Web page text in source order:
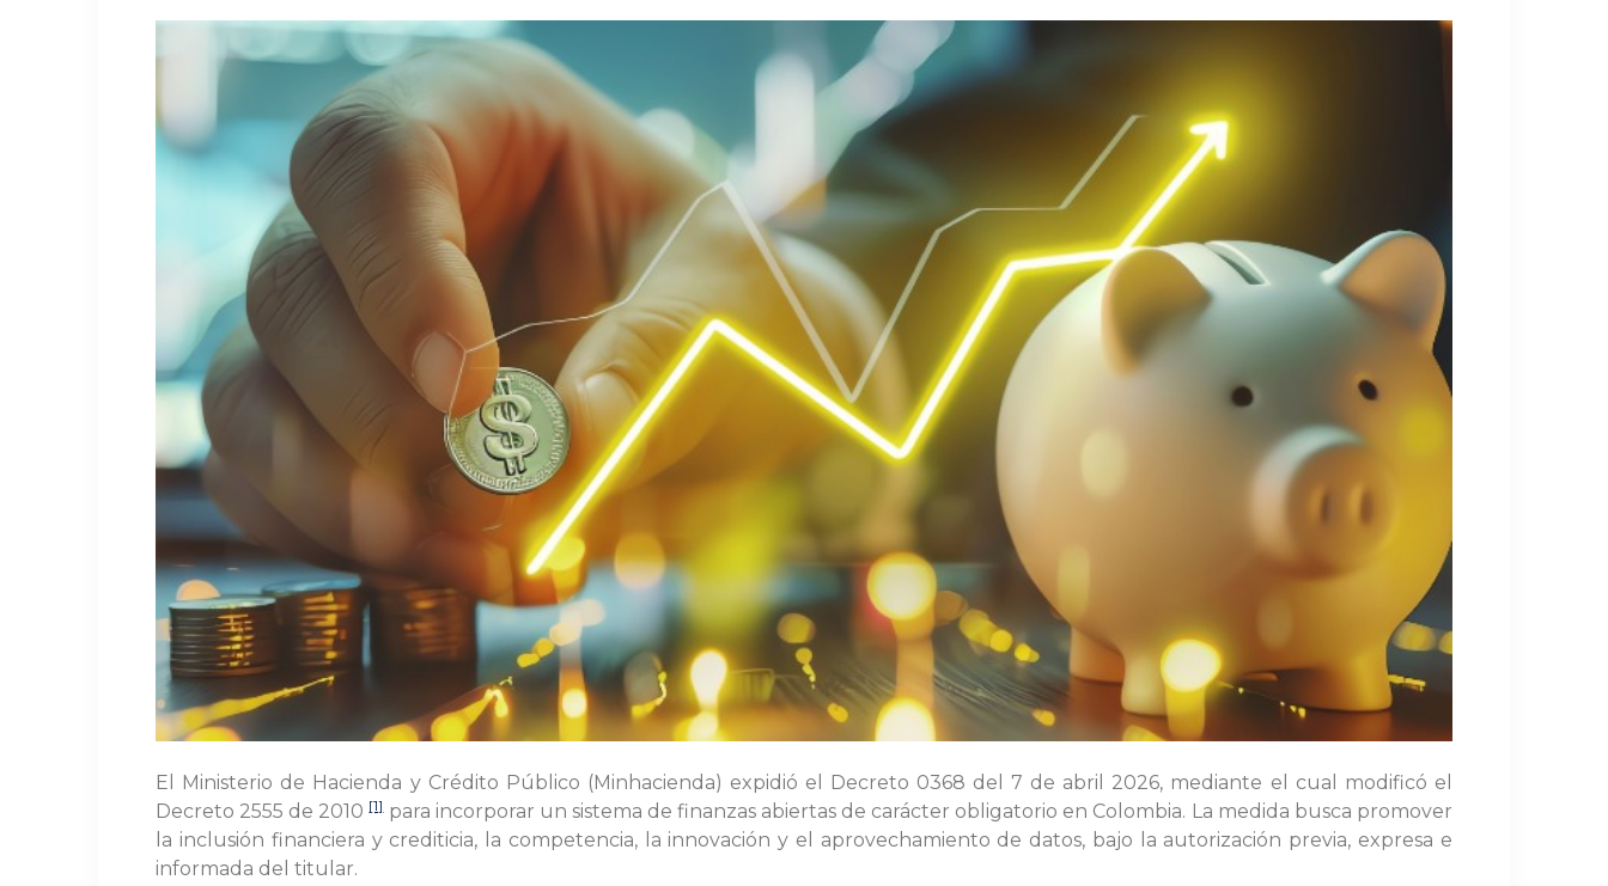
El Ministerio de Hacienda y Crédito Público (Minhacienda) expidió el Decreto 0368 del 7 de abril 2026, mediante el cual modificó el
Decreto 2555 de 2010 [1]para incorporar un sistema de finanzas abiertas de carácter obligatorio en Colombia. La medida busca promover
la inclusión financiera y crediticia, la competencia, la innovación y el aprovechamiento de datos, bajo la autorización previa, expresa e
informada del titular.